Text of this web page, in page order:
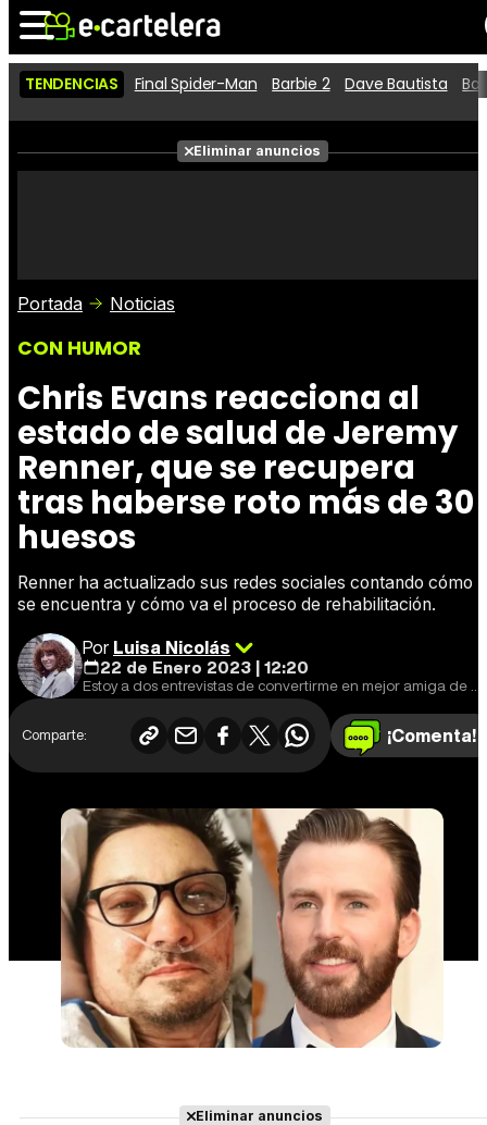
Noticias Cartelera
Películas
Críticas
TENDENCIAS Final Spider-Man Barbie 2 Dave Bautista
Eliminar anuncios
Portada Noticias
CON HUMOR
Chris Evans reacciona al
estado de salud de Jeremy
Renner, que se recupera
tras haberse roto más de 30
huesos
Renner ha actualizado sus redes sociales contando cómo
se encuentra y cómo va el proceso de rehabilitación.
PorLuisa Nicolás
22 de Enero 2023 | 12:20
Estoy a dos entrevistas de convertirme en mejor amiga de Shyamalan.
Comparte: ¡Comenta!
Eliminar anuncios